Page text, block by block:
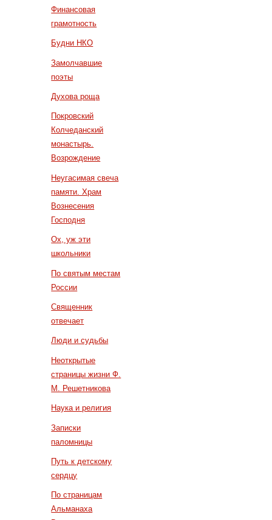
Финансовая
грамотность
Будни НКО
Замолчавшие
поэты
Духова роща
Покровский
Колчеданский
монастырь.
Возрождение
Неугасимая свеча
памяти. Храм
Вознесения
Господня
Ох, уж эти
школьники
По святым местам
России
Священник
отвечает
Люди и судьбы
Неоткрытые
страницы жизни Ф.
М. Решетникова
Наука и религия
Записки
паломницы
Путь к детскому
сердцу
По страницам
Альманаха